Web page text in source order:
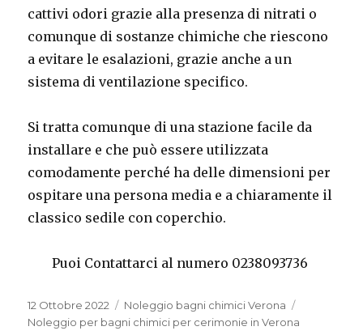
cattivi odori grazie alla presenza di nitrati o
comunque di sostanze chimiche che riescono
a evitare le esalazioni, grazie anche a un
sistema di ventilazione specifico.
Si tratta comunque di una stazione facile da
installare e che può essere utilizzata
comodamente perché ha delle dimensioni per
ospitare una persona media e a chiaramente il
classico sedile con coperchio.
Puoi Contattarci al numero 0238093736
Pubblicato
il
12 Ottobre 2022 Categorie
Noleggio bagni chimici Verona
Noleggio per bagni chimici per cerimonie in Verona